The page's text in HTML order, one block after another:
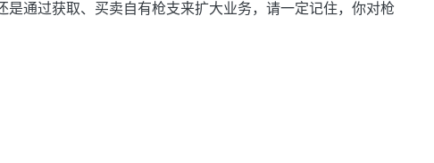
是通过获取、买卖自有枪支来扩大业务，请一定记住，你对枪